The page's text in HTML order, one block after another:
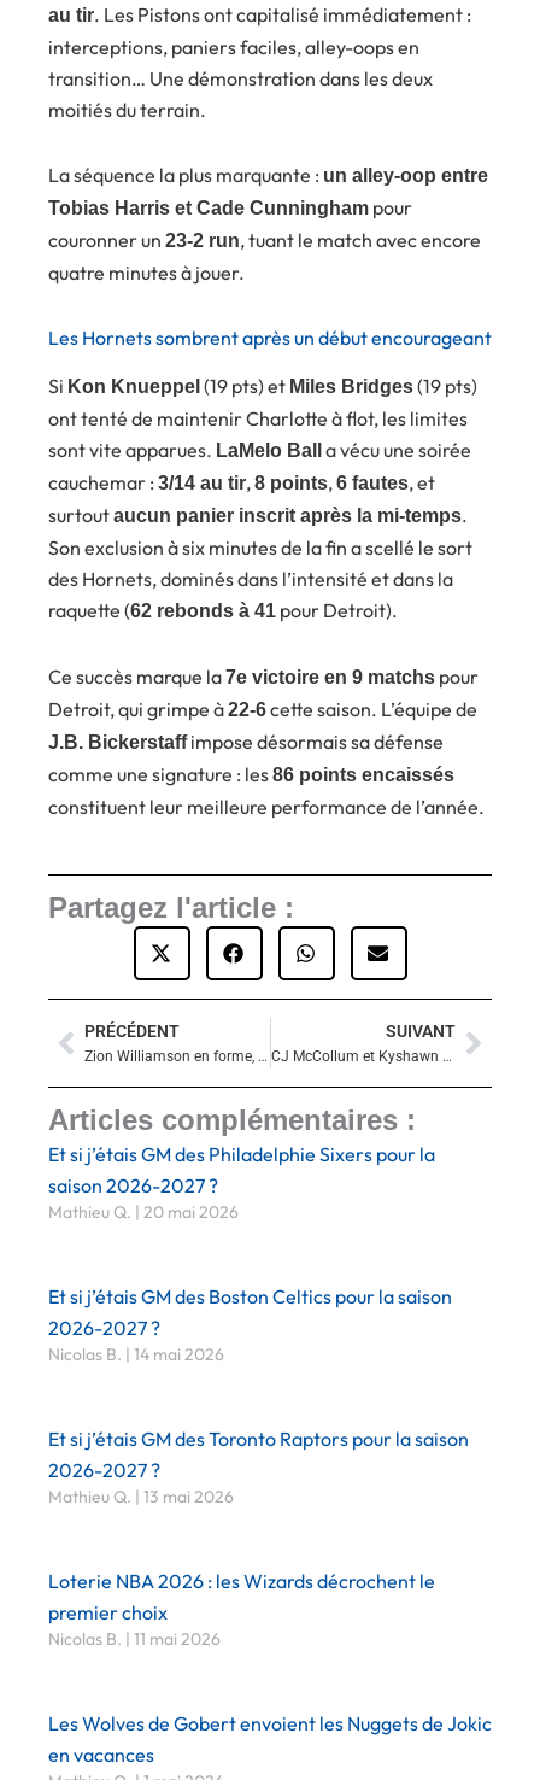
au tir. Les Pistons ont capitalisé immédiatement :
interceptions, paniers faciles, alley-oops en
transition… Une démonstration dans les deux
moitiés du terrain.
La séquence la plus marquante : un alley-oop entre
Tobias Harris et Cade Cunningham pour
couronner un 23-2 run, tuant le match avec encore
quatre minutes à jouer.
Les Hornets sombrent après un début encourageant
Si Kon Knueppel (19 pts) et Miles Bridges(19 pts)
ont tenté de maintenir Charlotte à flot, les limites
sont vite apparues. LaMelo Ball
a vécu une soirée
cauchemar : 3/14 au tir,8 points,6 fautes, et
surtoutaucun panier inscrit après la mi-temps.
Son exclusion à six minutes de la fin a scellé le sort
des Hornets, dominés dans l’intensité et dans la
raquette (62 rebonds à 41 pour Detroit).
Ce succès marque la7e victoire en 9 matchs pour
Detroit, qui grimpe à22-6cette saison. L’équipe de
J.B. Bickerstaffimpose désormais sa défense
comme une signature : les86 points encaissés
constituent leur meilleure performance de l’année.
Partagez l'article :
Précédent
PRÉCÉDENT
Zion Williamson en forme, les Pelicans déroulent face aux Pacers
SUIVANT
CJ McCollum et Kyshawn George renversent Memphis : les Wizards stoppent leur malédiction à FedExForum
Articles complémentaires :
Et si j’étais GM des Philadelphie Sixers pour la
saison 2026-2027 ?
Mathieu Q. 20 mai 2026
Et si j’étais GM des Boston Celtics pour la saison
2026-2027 ?
Nicolas B. 14 mai 2026
Et si j’étais GM des Toronto Raptors pour la saison
2026-2027 ?
Mathieu Q. 13 mai 2026
Loterie NBA 2026 : les Wizards décrochent le
premier choix
Nicolas B. 11 mai 2026
Les Wolves de Gobert envoient les Nuggets de Jokic
en vacances